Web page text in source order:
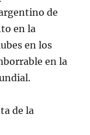
de
en la
en los
en la
de la